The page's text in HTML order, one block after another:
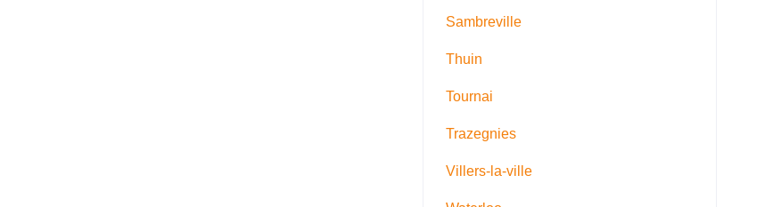
Sambreville
Thuin
Tournai
Trazegnies
Villers-la-ville